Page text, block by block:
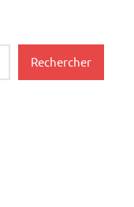
Rechercher